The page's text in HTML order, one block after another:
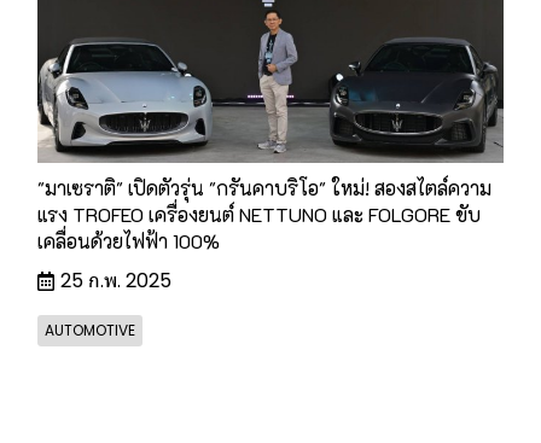
"มาเซราติ" เปิดตัวรุ่น "กรันคาบริโอ" ใหม่! สองสไตล์ความ
แรง TROFEO เครื่องยนต์ NETTUNO และ FOLGORE ขับ
เคลื่อนด้วยไฟฟ้า 100%
25 ก.พ. 2025
AUTOMOTIVE